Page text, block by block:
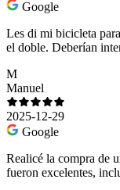
Google
Les di mi bicicleta
el doble. Deberían
M
Manuel
2025-12-29
Google
Realicé la compra de
fueron excelentes,